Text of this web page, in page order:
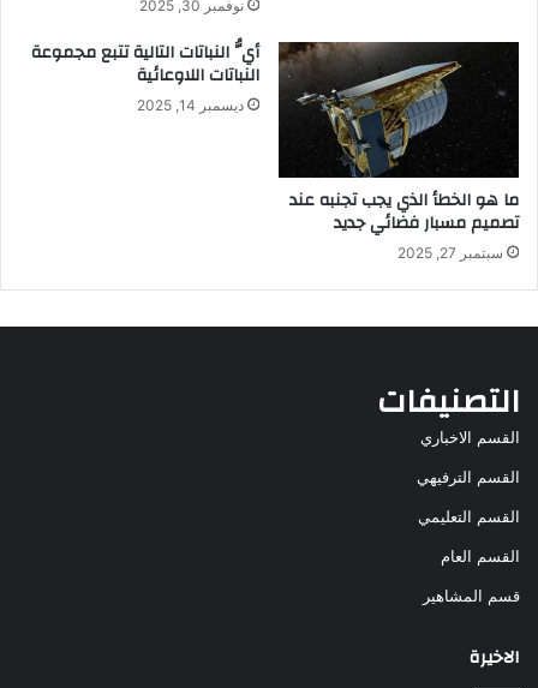
نوفمبر 30, 2025
ما هو الخطأ الذي يجب تجنبه عند
تصميم مسبار فضائي جديد
سبتمبر 27, 2025
أيُّ النباتات التالية تتبع مجموعة
النباتات اللاوعائية
ديسمبر 14, 2025
التصنيفات
القسم الاخباري
القسم الترفيهي
القسم التعليمي
القسم العام
قسم المشاهير
الاخيرة